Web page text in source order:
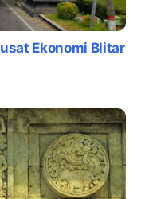
Ekonomi Blitar